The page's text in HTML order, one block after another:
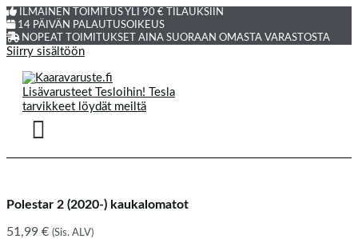
ILMAINEN TOIMITUS YLI 90 € TILAUKSIIN
14 PÄIVÄN PALAUTUSOIKEUS
NOPEAT TOIMITUKSET AINA SUORAAN OMASTA VARASTOSTA
Siirry sisältöön
Polestar 2 (2020-) kaukalomatot
51,99 € (Sis. ALV)